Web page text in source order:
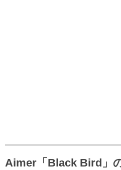
Aimer「Black Bird」